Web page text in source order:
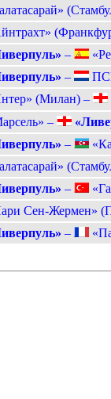
–
–
(Милан) –
–
–
–
Сен-Жермен»
–